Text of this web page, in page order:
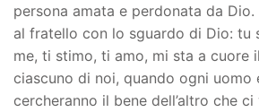
persona amata e perdonata da
al fratello con lo sguardo di Dio: tu
me, ti stimo, ti amo, mi sta a cuore
ciascuno di noi, quando ogni uomo
cercheranno il bene dell’altro che